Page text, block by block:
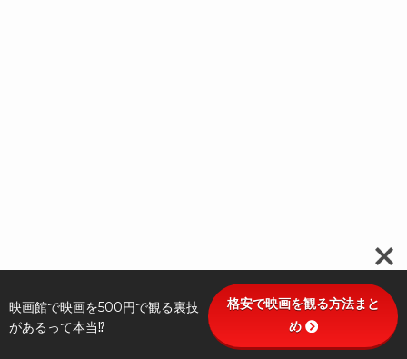
映画館で映画を500円で観る裏技
があるって本当⁉
格安で映画を観る方法まと
め